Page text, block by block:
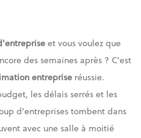
et vous voulez que
des semaines après ? C’est
entreprise réussie.
les délais serrés et les
d’entreprises tombent dans
avec une salle à moitié